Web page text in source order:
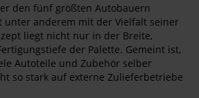
den fünf größten Autobauern
unter anderem mit der Vielfalt seiner
liegt nicht nur in der Breite,
der Palette. Gemeint ist,
Autoteile und Zubehör selber
so stark auf externe Zulieferbetriebe